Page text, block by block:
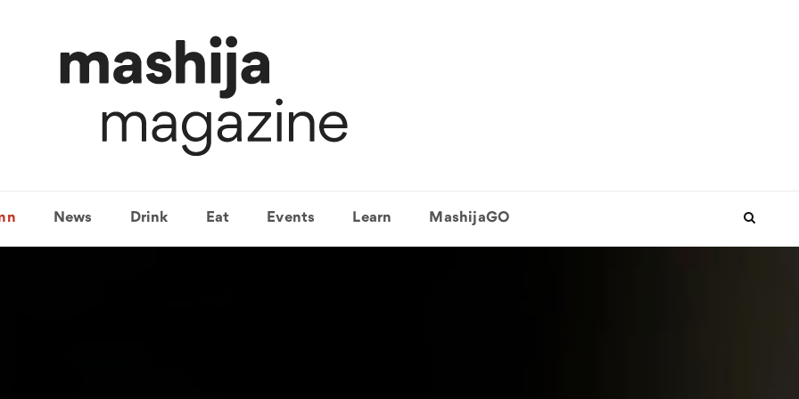
News Drink Eat Events Learn MashijaGO